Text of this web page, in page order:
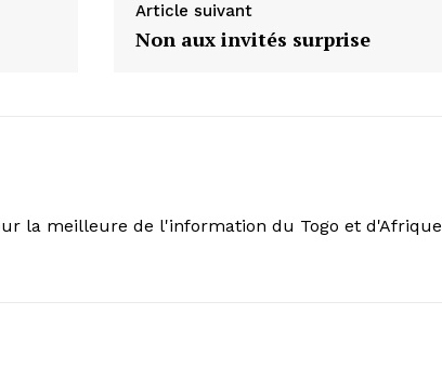
Article suivant
Non aux invités surprise
la meilleure de l'information du Togo et d'Afrique